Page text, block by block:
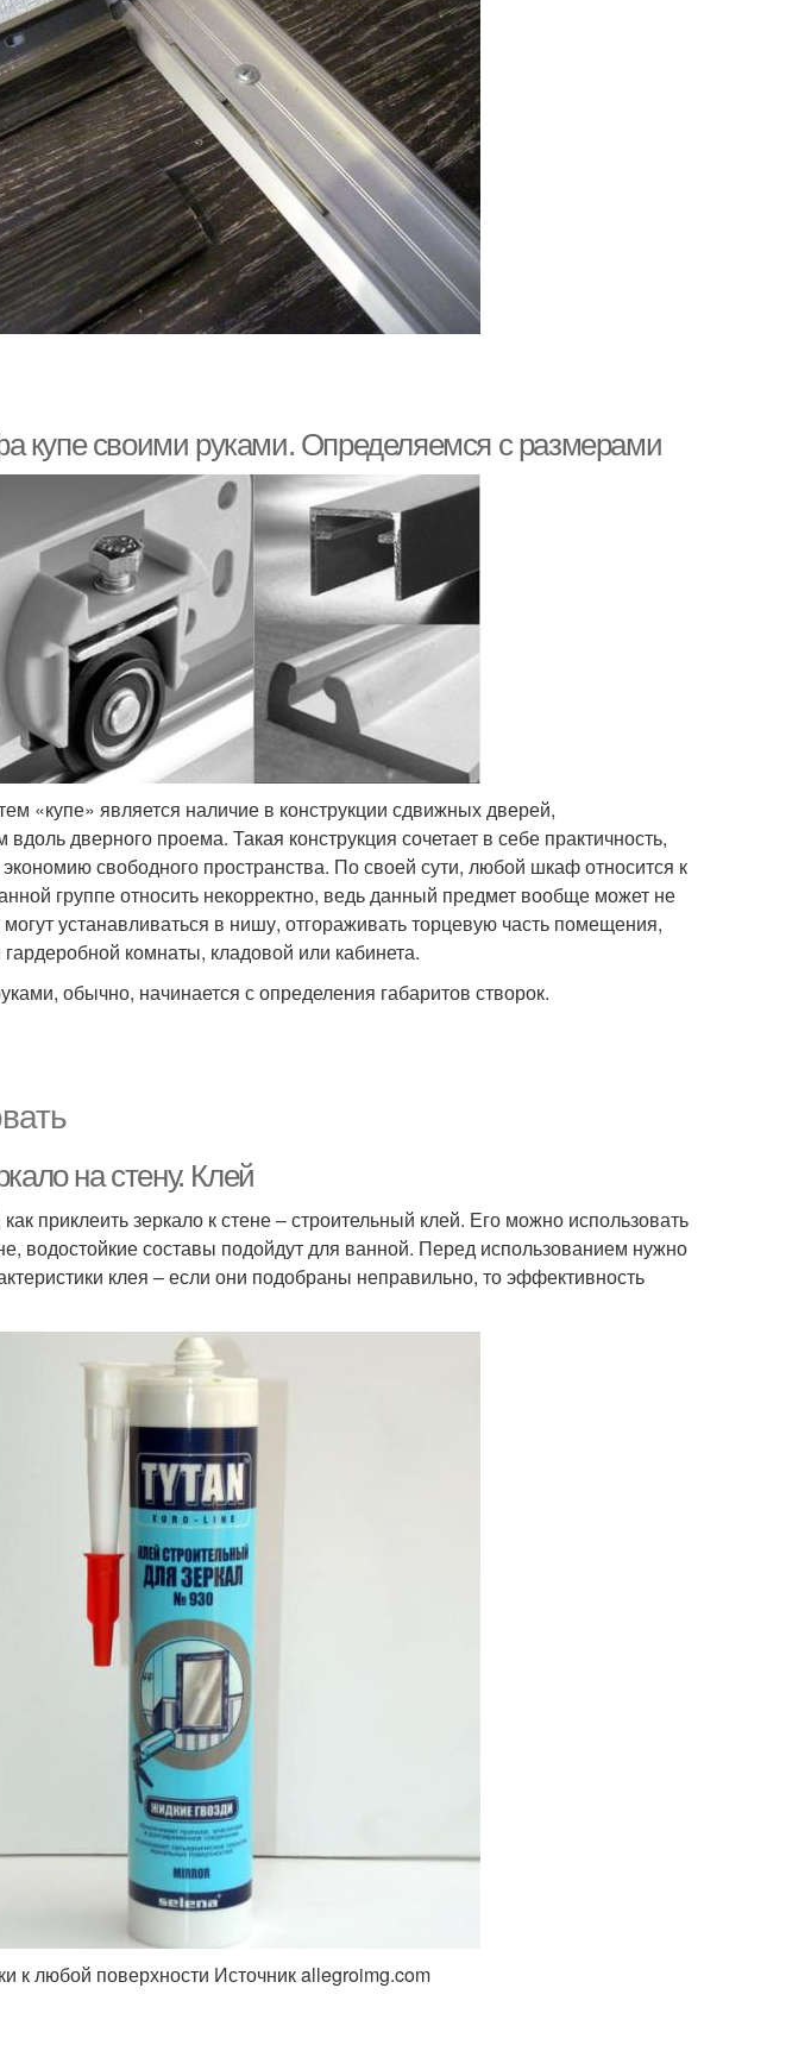
своими руками. Определяемся с размерами
«купе» является наличие в конструкции сдвижных дверей,
дверного проема. Такая конструкция сочетает в себе практичность,
свободного пространства. По своей сути, любой шкаф относится к
группе относить некорректно, ведь данный предмет вообще может не
устанавливаться в нишу, отгораживать торцевую часть помещения,
комнаты, кладовой или кабинета.
обычно, начинается с определения габаритов створок.
на стену. Клей
приклеить зеркало к стене – строительный клей. Его можно использовать
водостойкие составы подойдут для ванной. Перед использованием нужно
клея – если они подобраны неправильно, то эффективность
к любой поверхности Источник allegroimg.com